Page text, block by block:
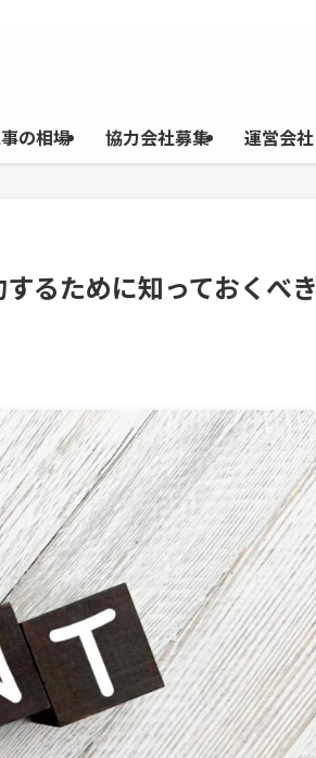
の相場 協力会社募集 運営会社
るために知っておくべき